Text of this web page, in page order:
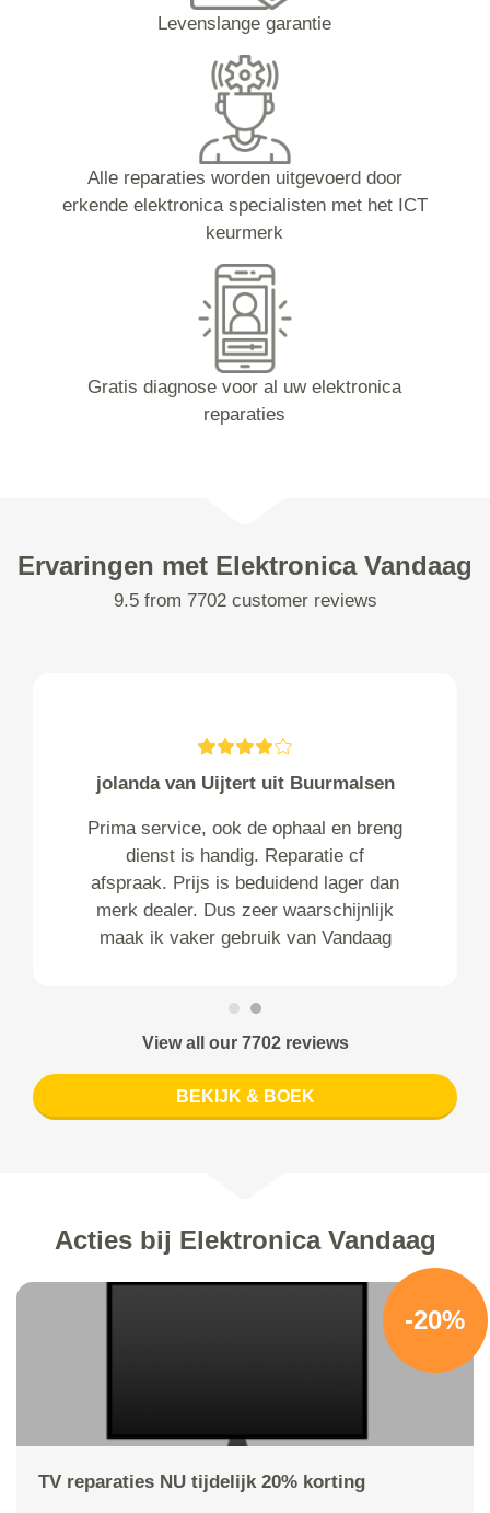
Levenslange garantie
Alle reparaties worden uitgevoerd door
erkende elektronica specialisten met het ICT
keurmerk
Gratis diagnose voor al uw elektronica
reparaties
Ervaringen met Elektronica Vandaag
9.5 from 7702 customer reviews
jolanda van Uijtert uit Buurmalsen
Prima service, ook de ophaal en breng
dienst is handig. Reparatie cf
afspraak. Prijs is beduidend lager dan
merk dealer. Dus zeer waarschijnlijk
maak ik vaker gebruik van Vandaag
View all our 7702 reviews
BEKIJK & BOEK
Acties bij Elektronica Vandaag
-20%
TV reparaties NU tijdelijk 20% korting